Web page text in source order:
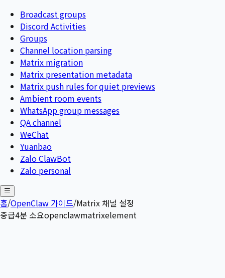
Broadcast groups
Discord Activities
Groups
Channel location parsing
Matrix migration
Matrix presentation metadata
Matrix push rules for quiet previews
Ambient room events
WhatsApp group messages
QA channel
WeChat
Yuanbao
Zalo ClawBot
Zalo personal
홈/OpenClaw 가이드/Matrix 채널 설정
중급4분 소요openclawmatrixelement